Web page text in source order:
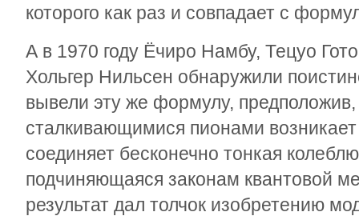
которого как раз и совпадает с
А в 1970 году Ёчиро Намбу, Тецуо
Хольгер Нильсен обнаружили
вывели эту же формулу,
сталкивающимися пионами возникает
соединяет бесконечно тонкая
подчиняющаяся законам квантовой
результат дал толчок изобретению